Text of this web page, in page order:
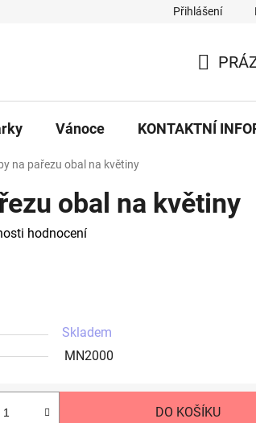
eDekor PROVOZOVNAPřihlášení
KOŠÍK
Vánoce KONTAKTNÍ
na pařezu obal na květiny
obal na květiny
hodnocení
Skladem
MN2000
DO KOŠÍKU